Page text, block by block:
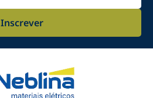
Inscrever